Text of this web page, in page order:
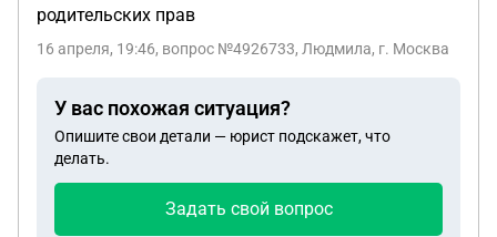
родительских прав
16 апреля, 19:46, вопрос №4926733, Людмила, г. Москва
У вас похожая ситуация?
Опишите свои детали — юрист подскажет, что
делать.
Задать свой вопрос